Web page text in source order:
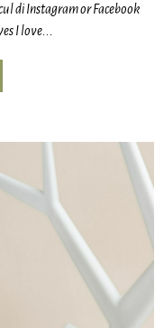
di Instagram or Facebook
I love...